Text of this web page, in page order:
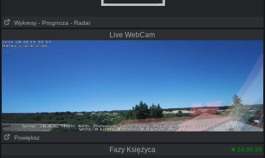
Wykresy - Prognoza - Radar
Live WebCam
Powiększ
Fazy Księżyca 14:00:35